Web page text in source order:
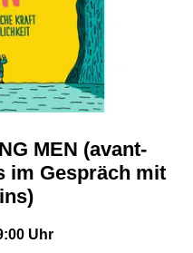
im Gespräch mit
Uhr